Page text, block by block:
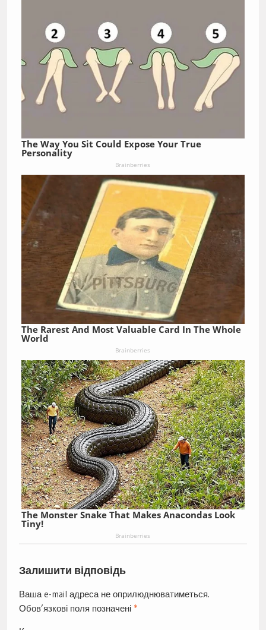
The Way You Sit Could Expose Your True
Personality
Brainberries
The Rarest And Most Valuable Card In The Whole
World
Brainberries
The Monster Snake That Makes Anacondas Look
Tiny!
Brainberries
Залишити відповідь
Ваша e-mail адреса не оприлюднюватиметься.
Обов’язкові поля позначені *